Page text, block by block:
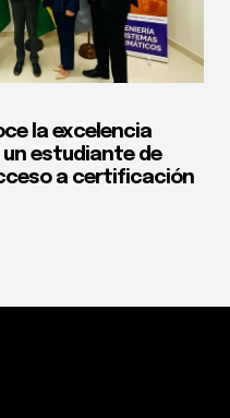
la excelencia
estudiante de
a certificación